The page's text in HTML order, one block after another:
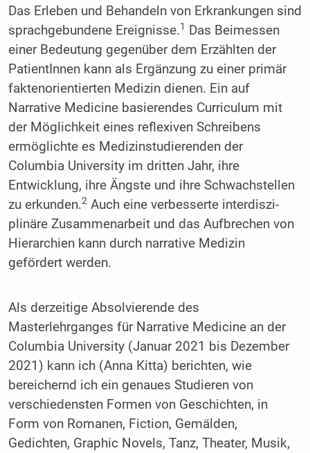
Das Erleben und Behandeln von Erkrankungen sind
sprachgebundene Ereignisse.1
Das Beimessen
einer Bedeutung gegenüber dem Erzählten der
PatientInnen kann als Ergänzung zu einer primär
faktenorientierten Medizin dienen. Ein auf
Narrative Medicine basierendes Curriculum mit
der Möglichkeit eines reflexiven Schreibens
ermöglichte es Medizinstudierenden der
Columbia University im dritten Jahr, ihre
Entwicklung, ihre Ängste und ihre Schwachstellen
zu erkunden.2Auch eine verbesserte interdiszi­
plinäre Zusammenarbeit und das Aufbrechen von
Hierarchien kann durch narrative Medizin
gefördert werden.
Als derzeitige Absolvierende des
Masterlehrganges für Narrative Medicine an der
Columbia University (Januar 2021 bis Dezember
2021) kann ich (Anna Kitta) berichten, wie
bereichernd ich ein genaues Studieren von
verschiedensten Formen von Geschichten, in
Form von Romanen, Fiction, Gemälden,
Gedichten, Graphic Novels, Tanz, Theater, Musik,